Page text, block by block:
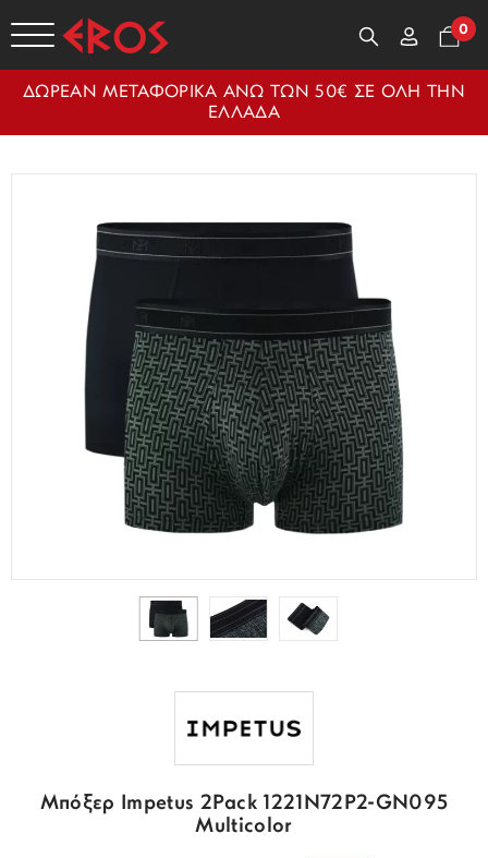
0
ΔΩΡΕΑΝ ΜΕΤΑΦΟΡΙΚΑ ΑΝΩ ΤΩΝ 50€ ΣΕ ΟΛΗ ΤΗΝ
ΕΛΛΑΔΑ
Μπόξερ Impetus 2Pack 1221N72P2-GN095
Multicolor